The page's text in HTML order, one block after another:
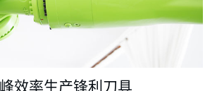
效率生产锋利刀具